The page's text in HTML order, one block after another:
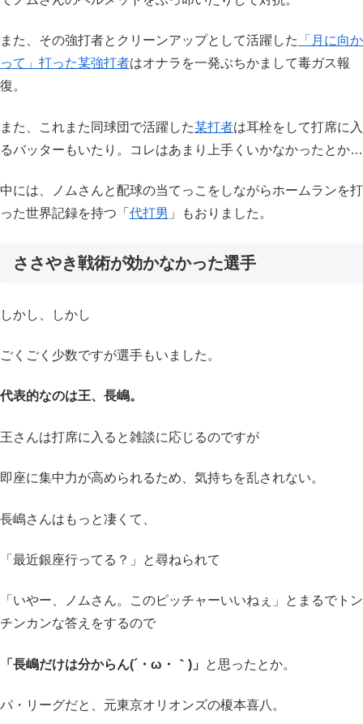
また、その強打者とクリーンアップとして活躍した
「月に向か
って」打った某強打者はオナラを一発ぶちかまして毒ガス報
復。
また、これまた同球団で活躍した某打者は耳栓をして打席に入
るバッターもいたり。コレはあまり上手くいかなかったとか…
中には、ノムさんと配球の当てっこをしながらホームランを打
った世界記録を持つ「 代打男 」もおりました。
ささやき戦術が効かなかった選手
しかし、しかし
ごくごく少数ですが選手もいました。
代表的なのは王、長嶋。
王さんは打席に入ると雑談に応じるのですが
即座に集中力が高められるため、気持ちを乱されない。
長嶋さんはもっと凄くて、
「最近銀座行ってる？」と尋ねられて
「いやー、ノムさん。このピッチャーいいねぇ」とまるでトン
チンカンな答えをするので
「長嶋だけは分からん(´・ω・｀)」 と思ったとか。
パ・リーグだと、元東京オリオンズの榎本喜八。